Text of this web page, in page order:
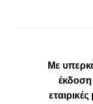
Με